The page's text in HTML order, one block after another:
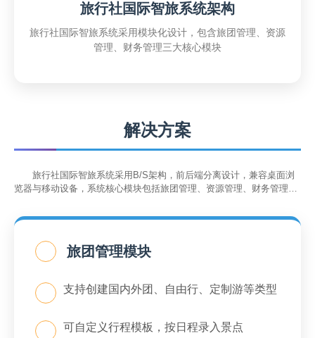
旅行社国际智旅系统架构
旅行社国际智旅系统采用模块化设计，包含旅团管理、资源
管理、财务管理三大核心模块
解决方案
旅行社国际智旅系统采用B/S架构，前后端分离设计，兼容桌面浏
览器与移动设备，系统核心模块包括旅团管理、资源管理、财务管理和
旅团管理模块
支持创建国内外团、自由行、定制游等类型
可自定义行程模板，按日程录入景点